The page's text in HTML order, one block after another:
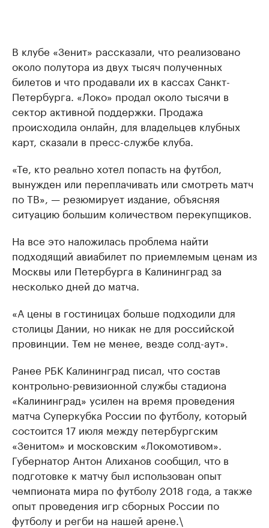
В клубе «Зенит» рассказали, что реализовано
около полутора из двух тысяч полученных
билетов и что продавали их в кассах Санкт-
Петербурга. «Локо» продал около тысячи в
сектор активной поддержки. Продажа
происходила онлайн, для владельцев клубных
карт, сказали в пресс-службе клуба.
«Те, кто реально хотел попасть на футбол,
вынужден или переплачивать или смотреть матч
по ТВ», — резюмирует издание, объясняя
ситуацию большим количеством перекупщиков.
На все это наложилась проблема найти
подходящий авиабилет по приемлемым ценам из
Москвы или Петербурга в Калининград за
несколько дней до матча.
«А цены в гостиницах больше подходили для
столицы Дании, но никак не для российской
провинции. Тем не менее, везде солд-аут».
Ранее РБК Калининград писал, что состав
контрольно-ревизионной службы стадиона
«Калининград» усилен на время проведения
матча Суперкубка России по футболу, который
состоится 17 июля между петербургским
«Зенитом» и московским «Локомотивом».
Губернатор Антон Алиханов сообщил, что в
подготовке к матчу был использован опыт
чемпионата мира по футболу 2018 года, а также
опыт проведения игр сборных России по
футболу и регби на нашей арене.\